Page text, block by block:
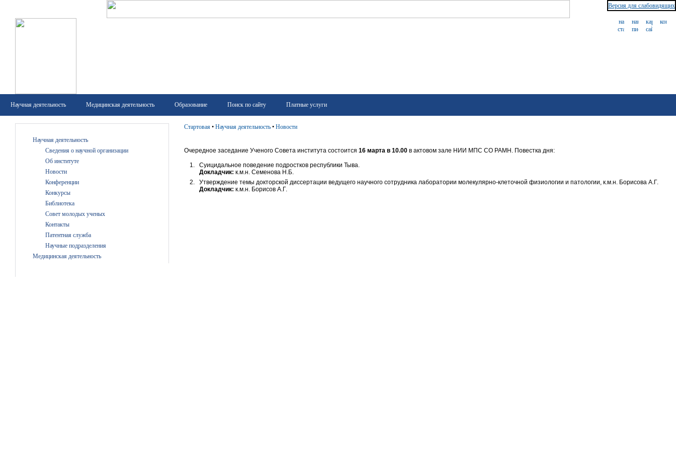
Версия для слабовидящих
Научная деятельность Медицинская деятельность Образование Поиск по сайту Платные услуги
Научная деятельность
Сведения о научной организации
Об институте
Новости
Конференции
Конкурсы
Библиотека
Совет молодых ученых
Контакты
Патентная служба
Научные подразделения
Медицинская деятельность
Стартовая • Научная деятельность • Новости
Очередное заседание Ученого Совета института состоится 16 марта в 10.00 в актовом зале НИИ МПС СО РАМН. Повестка дня:
Суицидальное поведение подростков республики Тыва.
Докладчик: к.м.н. Семенова Н.Б.
Утверждение темы докторской диссертации ведущего научного сотрудника лаборатории молекулярно-клеточной физиологии и патологии, к.м.н. Борисова А.Г.
Докладчик: к.м.н. Борисов А.Г.